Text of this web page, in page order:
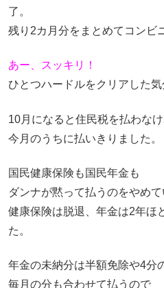
了。
残り2カ月分をまとめてコンビ
あー、スッキリ！
ひとつハードルをクリアした気
10月になると住民税を払わな
今月のうちに払いきりました。
国民健康保険も国民年金も
ダンナが黙って払うのをやめ
健康保険は脱退、年金は2年ほ
た。
年金の未納分は半額免除や4分
毎月の分も合わせて払うので